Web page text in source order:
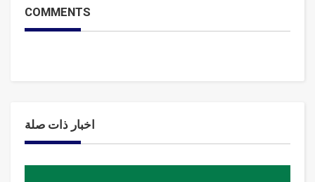
COMMENTS
اخبار ذات صلة